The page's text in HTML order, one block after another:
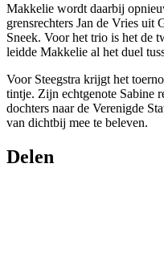
Makkelie wordt daarbij
grensrechters Jan de Vries uit
Sneek. Voor het trio is het de
leidde Makkelie al het duel
Voor Steegstra krijgt het
tintje. Zijn echtgenote Sabine
dochters naar de Verenigde
van dichtbij mee te beleven.
Delen